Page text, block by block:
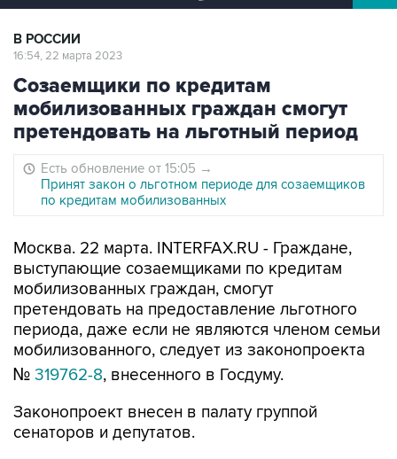
В РОССИИ
16:54, 22 марта 2023
Созаемщики по кредитам
мобилизованных граждан смогут
претендовать на льготный период
Есть обновление от 15:05 →
Принят закон о льготном периоде для созаемщиков
по кредитам мобилизованных
Москва. 22 марта. INTERFAX.RU - Граждане,
выступающие созаемщиками по кредитам
мобилизованных граждан, смогут
претендовать на предоставление льготного
периода, даже если не являются членом семьи
мобилизованного, следует из законопроекта
№ 319762-8, внесенного в Госдуму.
Законопроект внесен в палату группой
сенаторов и депутатов.